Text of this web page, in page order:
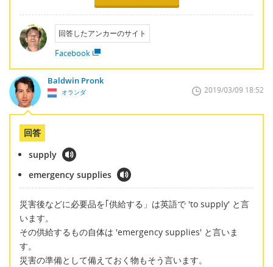
回答したアンカーのサイト
Facebook
Baldwin Pronk
オランダ 2019/03/09 18:52
回答
supply
emergency supplies
災害後などに必要品を｢供給する」は英語で 'to supply' と言
います。
その供給するもの自体は 'emergency supplies' と言いま
す。
災害の準備として備えておく物もそう言います。